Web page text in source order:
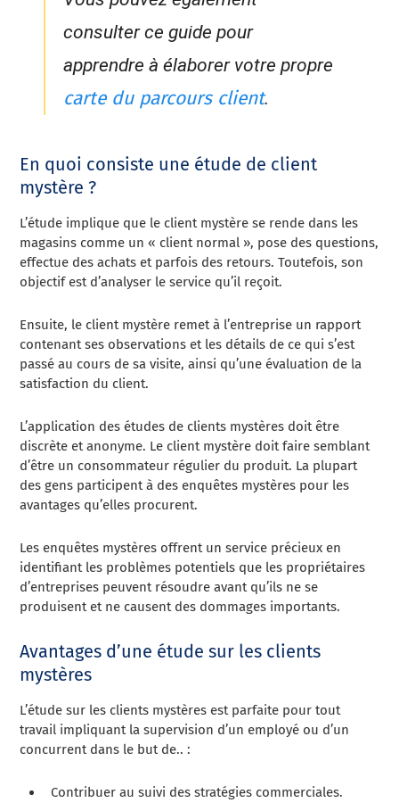
consulter ce guide pour
apprendre à élaborer votre propre
carte du parcours client.
En quoi consiste une étude de client
mystère ?
L’étude implique que le client mystère se rende dans les
magasins comme un « client normal », pose des questions,
effectue des achats et parfois des retours. Toutefois, son
objectif est d’analyser le service qu’il reçoit.
Ensuite, le client mystère remet à l’entreprise un rapport
contenant ses observations et les détails de ce qui s’est
passé au cours de sa visite, ainsi qu’une évaluation de la
satisfaction du client.
L’application des études de clients mystères doit être
discrète et anonyme. Le client mystère doit faire semblant
d’être un consommateur régulier du produit. La plupart
des gens participent à des enquêtes mystères pour les
avantages qu’elles procurent.
Les enquêtes mystères offrent un service précieux en
identifiant les problèmes potentiels que les propriétaires
d’entreprises peuvent résoudre avant qu’ils ne se
produisent et ne causent des dommages importants.
Avantages d’une étude sur les clients
mystères
L’étude sur les clients mystères est parfaite pour tout
travail impliquant la supervision d’un employé ou d’un
concurrent dans le but de.. :
Contribuer au suivi des stratégies commerciales.